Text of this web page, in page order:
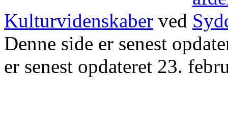
Kulturvidenskaber ved
Denne side er senest
er senest opdateret 23.